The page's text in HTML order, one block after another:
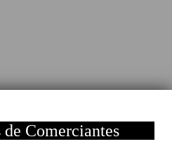
Comerciantes